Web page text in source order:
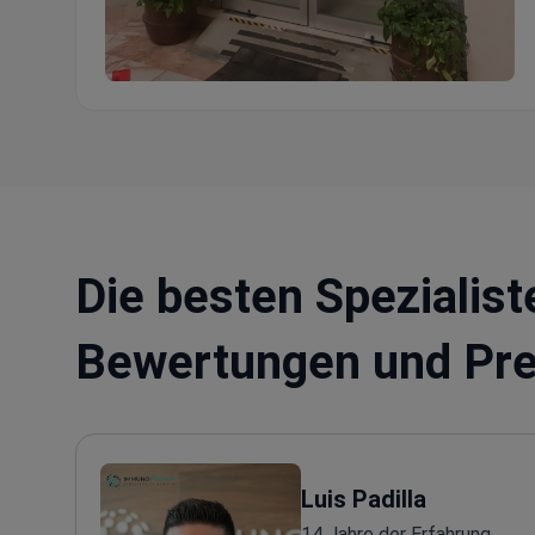
Die besten
Bewertungen und
Luis Padilla